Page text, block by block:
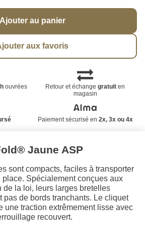
Ajouter au panier
aux favoris
ouvrées Retour et échangegratuit en
magasin
Paiement sécurisé en 2x, 3x ou 4x
Jaune ASP
sont compacts, faciles à transporter
place. Spécialement conçues aux
de la loi, leurs larges bretelles
pas de bords tranchants. Le cliquet
une traction extrêmement lisse avec
recouvert.